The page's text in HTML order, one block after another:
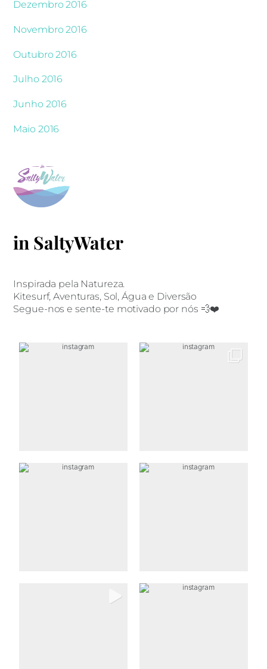
Dezembro 2016
Novembro 2016
Outubro 2016
Julho 2016
Junho 2016
Maio 2016
in SaltyWater
Inspirada pela Natureza.
Kitesurf, Aventuras, Sol, Água e Diversão
Segue-nos e sente-te motivado por nós 💨❤️